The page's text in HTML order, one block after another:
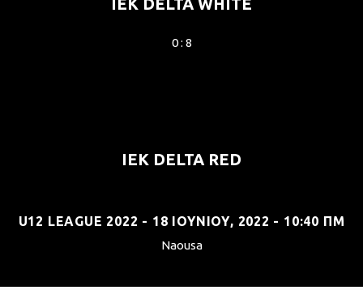
0 : 8
IEK DELTA RED
U12 LEAGUE 2022 - 18 ΙΟΥΝΊΟΥ, 2022 - 10:40 ΠΜ
Naousa